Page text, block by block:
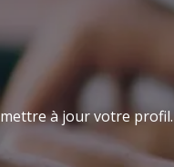
à jour votre profil.